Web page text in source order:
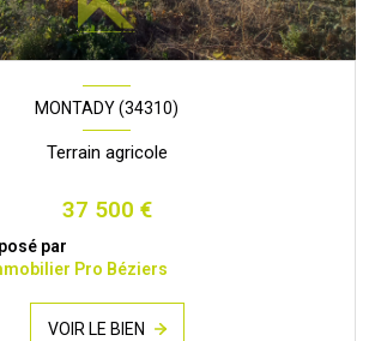
MONTADY (34310)
Terrain agricole
37 500 €
par
Pro Béziers
VOIR LE BIEN